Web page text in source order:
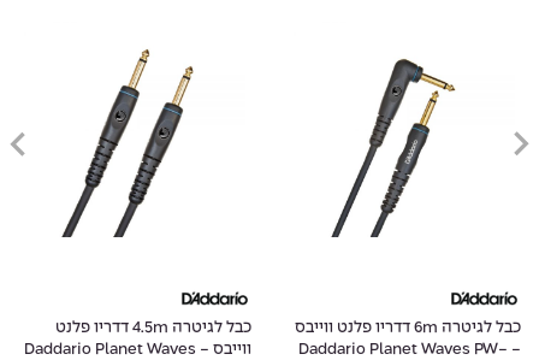
כבל לגיטרה 6m דדריו פלנט ווייבס
- Daddario Planet Waves PW-
כבל לגיטרה 4.5m דדריו פלנט
ווייבס - Daddario Planet Waves